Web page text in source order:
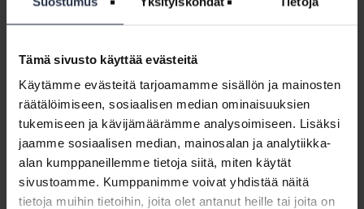
Tämä sivusto käyttää evästeitä
Käytämme evästeitä tarjoamamme sisällön ja mainosten
räätälöimiseen, sosiaalisen median ominaisuuksien
tukemiseen ja kävijämäärämme analysoimiseen. Lisäksi
jaamme sosiaalisen median, mainosalan ja analytiikka-
alan kumppaneillemme tietoja siitä, miten käytät
sivustoamme. Kumppanimme voivat yhdistää näitä
tietoja muihin tietoihin, joita olet antanut heille tai joita on
Kuopiossa. Työpajoihin voivat osallistua kaikki, joiden
toimenkuvaan kaukolämpö tavalla tai toisella kuuluu.
Työpajoissa määritellään kaukolämpöä koskevat yhteiset strategiset
esimerkiksi hiilineutraalisuus & kiertotalous, tuotanto & teknologiat,
markkinamuutokset & kysynnän kehitys sekä asiakastarpeet ja
digitalisaatio.
Strategisia painopisteitä työstetään osallistavissa työpajoissa
konsultiksi valitun Afryn edustajien johdolla. Työpajoihin
osallistuminen on maksutonta.